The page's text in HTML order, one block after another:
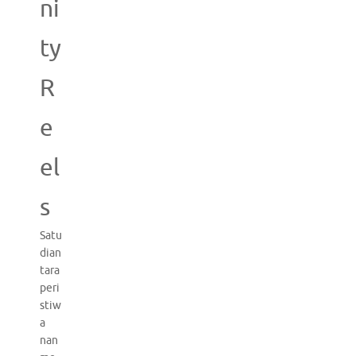
ni
ty
R
e
el
s
Satu
dian
tara
peri
stiw
a
nan